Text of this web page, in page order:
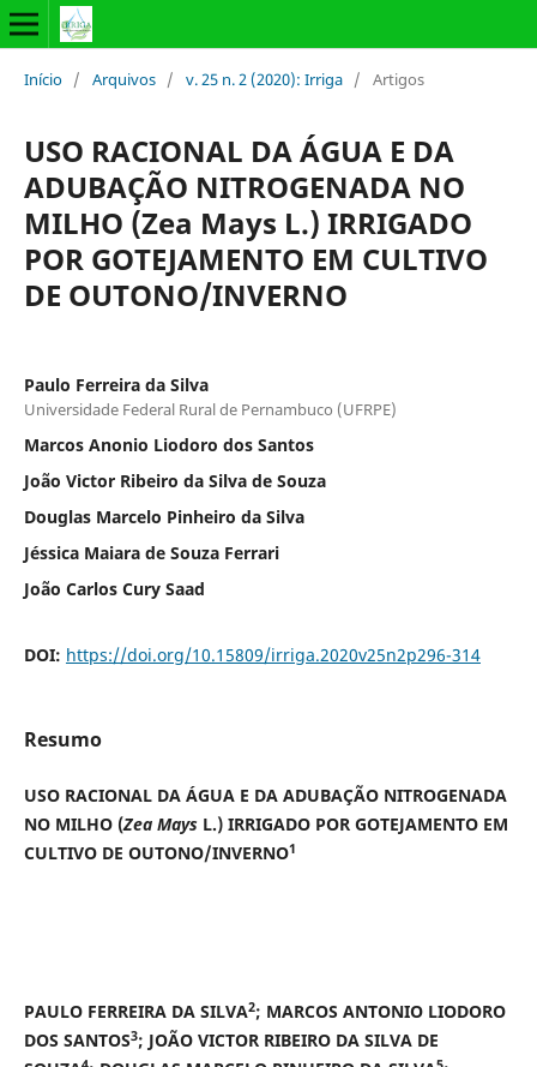
Início / Arquivos / v. 25 n. 2 (2020): Irriga / Artigos
USO RACIONAL DA ÁGUA E DA
ADUBAÇÃO NITROGENADA NO
MILHO (Zea Mays L.) IRRIGADO
POR GOTEJAMENTO EM CULTIVO
DE OUTONO/INVERNO
Paulo Ferreira da Silva
Universidade Federal Rural de Pernambuco (UFRPE)
Marcos Anonio Liodoro dos Santos
João Victor Ribeiro da Silva de Souza
Douglas Marcelo Pinheiro da Silva
Jéssica Maiara de Souza Ferrari
João Carlos Cury Saad
DOI: https://doi.org/10.15809/irriga.2020v25n2p296-314
Resumo
USO RACIONAL DA ÁGUA E DA ADUBAÇÃO NITROGENADA
NO MILHO (Zea MaysL.) IRRIGADO POR GOTEJAMENTO EM
CULTIVO DE OUTONO/INVERNO1
PAULO FERREIRA DA SILVA2; MARCOS ANTONIO LIODORO
DOS SANTOS3; JOÃO VICTOR RIBEIRO DA SILVA DE